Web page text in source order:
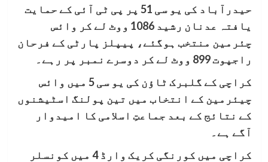
حیدرآباد کی یو سی 51 پر پی ٹی آئی کے حمایت
یافتہ عدنان رشید 1086 ووٹ لے کر وائس
چئرمین منتخب ہوگئے، پیپلز پارٹی کے فرحان
راجپوت 899 ووٹ لے کر دوسرے نمبر پر رہے۔
کراچی کے گلبرک ٹاؤن کی یو سی 5 میں وائس
چیئرمین کے انتخاب میں تین پولنگ اسٹیشنوں
کے نتائج کے بعد جماعتِ اسلامی کا امیدوار
آگے ہے۔
کراچی میں کورنگی کریک وارڈ 4 میں کونسلر